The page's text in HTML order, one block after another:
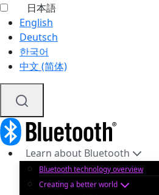
日本語
English
Deutsch
한국어
中文 (简体)
Learn about Bluetooth
Bluetooth technology overview
Creating a better world